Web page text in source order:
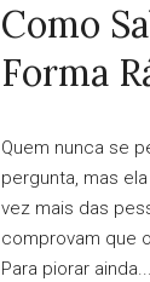
Como
Forma
Quem nunca se
pergunta, mas
vez mais das
comprovam que
Para piorar ainda...